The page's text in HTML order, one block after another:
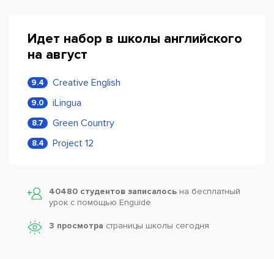
Идет набор в школы английского
на август
9.4 Creative English
9.0 iLingua
8.7 Green Country
8.4 Project 12
40480 студентов записалось на бесплатный
урок с помощью Enguide
3 просмотра страницы школы сегодня